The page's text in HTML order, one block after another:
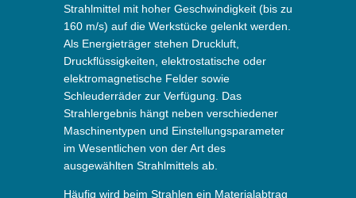
Strahlmittel mit hoher Geschwindigkeit (bis zu
160 m/s) auf die Werkstücke gelenkt werden.
Als Energieträger stehen Druckluft,
Druckflüssigkeiten, elektrostatische oder
elektromagnetische Felder sowie
Schleuderräder zur Verfügung. Das
Strahlergebnis hängt neben verschiedener
Maschinentypen und Einstellungsparameter
im Wesentlichen von der Art des
ausgewählten Strahlmittels ab.
Häufig wird beim Strahlen ein Materialabtrag